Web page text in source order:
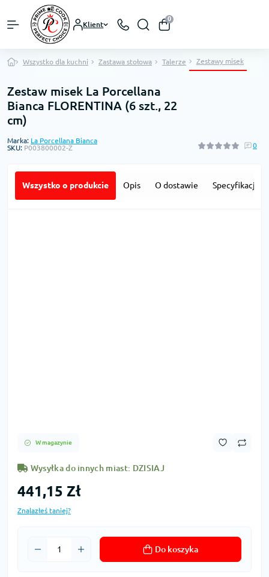
Klient
0
Wszystko dla kuchni Zastawa stołowa Talerze Zestawy misek
Zestaw misek La Porcellana
Bianca FLORENTINA (6 szt., 22
cm)
Marka: La Porcellana Bianca
SKU: P003800002-Z 0
Wszystko o produkcie Opis O dostawie Specyfikacja
W magazynie
Wysyłka do innych miast: DZISIAJ
441,15 Zł
Znalazłeś taniej?
Do koszyka